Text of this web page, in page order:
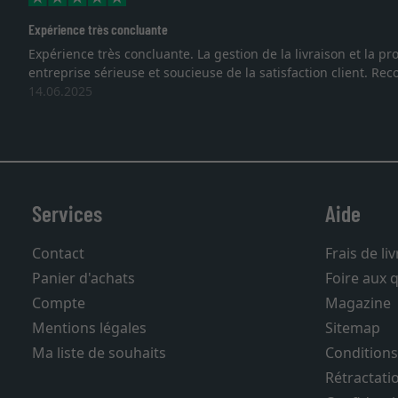
Excellent
Je recherchais un cadre sur mesure pour une
vous. Emballage professionnel, service et livraison dans
27.05.2025
Services
Contact
Panier d'achats
Compte
Mentions légales
Ma liste de souhaits
Aide
Frais de
Foire aux
Magazine
Sitemap